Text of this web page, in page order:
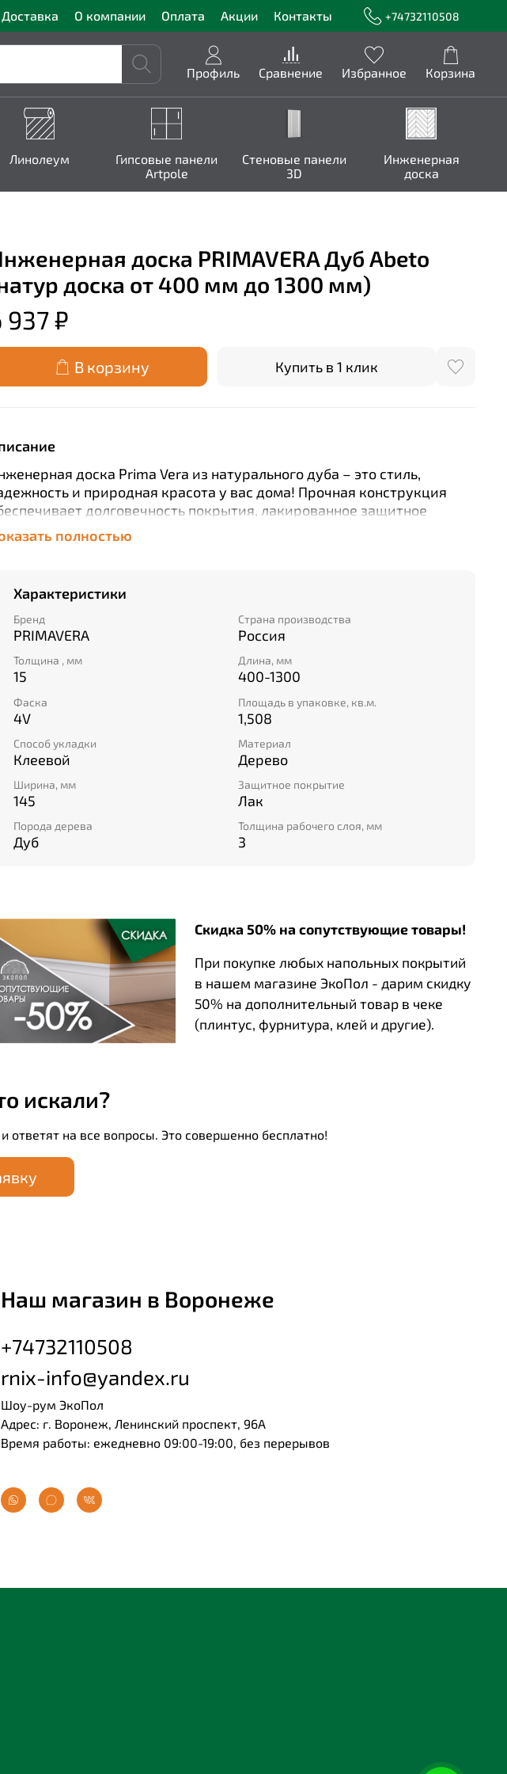
Доставка О компании Оплата Акции Контакты +74732110508
Профиль Сравнение Избранное Корзина
Линолеум
Гипсовые панели
Artpole
Стеновые панели
3D
Инженерная
доска
доска PRIMAVERA Дуб Abeto
доска от 400 мм до 1300 мм)
937 ₽
В корзину Купить в 1 клик
доска Prima Vera из натурального дуба – это стиль,
и природная красота у вас дома! Прочная конструкция
долговечность покрытия, лакированное защитное
сохраняет естественную красоту древесины. Клейкий
укладки гарантирует простоту монтажа без потери эстетики.
стандартам качества.
полностью
Характеристики
Бренд
PRIMAVERA
Страна производства
Россия
Толщина , мм
15
Длина, мм
400-1300
Фаска
4V
Площадь в упаковке, кв.м.
1,508
Способ укладки
Клеевой
Материал
Дерево
Ширина, мм
145
Защитное покрытие
Лак
Порода дерева
Дуб
Толщина рабочего слоя, мм
3
Скидка 50% на сопутствующие товары!
При покупке любых напольных покрытий
в нашем магазине ЭкоПол - дарим скидку
50% на дополнительный товар в чеке
(плинтус, фурнитура, клей и другие).
искали?
на все вопросы. Это совершенно бесплатно!
Наш магазин в Воронеже
+74732110508
rnix-info@yandex.ru
Шоу-рум ЭкоПол
Адрес: г. Воронеж, Ленинский проспект, 96А
Время работы: ежедневно 09:00-19:00, без перерывов